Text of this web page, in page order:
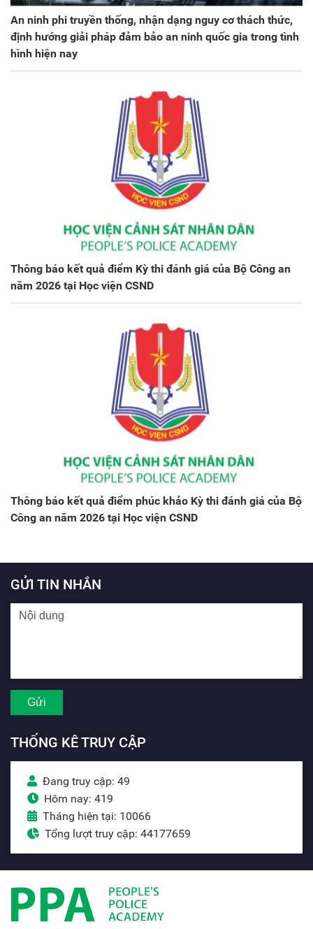
An ninh phi truyền thống, nhận dạng nguy cơ thách thức,
định hướng giải pháp đảm bảo an ninh quốc gia trong tình
hình hiện nay
Thông báo kết quả điểm Kỳ thi đánh giá của Bộ Công an
năm 2026 tại Học viện CSND
Thông báo kết quả điểm phúc khảo Kỳ thi đánh giá của Bộ
Công an năm 2026 tại Học viện CSND
GỬI TIN NHẮN
THỐNG KÊ TRUY CẬP
Đang truy cập: 49
Hôm nay: 419
Tháng hiện tại: 10066
Tổng lượt truy cập: 44177659